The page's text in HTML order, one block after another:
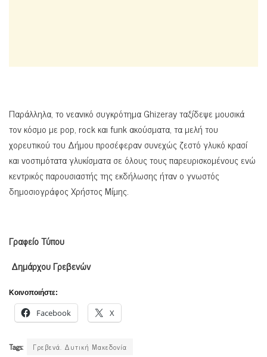
Παράλληλα, το νεανικό συγκρότημα Ghizeray ταξίδεψε μουσικά
τον κόσμο με pop, rock και funk ακούσματα, τα μελή του
χορευτικού του Δήμου προσέφεραν συνεχώς ζεστό γλυκό κρασί
και νοστιμότατα γλυκίσματα σε όλους τους παρευρισκομένους ενώ
κεντρικός παρουσιαστής της εκδήλωσης ήταν ο γνωστός
δημοσιογράφος Χρήστος Μίμης.
Γραφείο Τύπου
Δημάρχου Γρεβενών
Κοινοποιήστε:
Facebook X
Tags: Γρεβενά. Δυτική Μακεδονία